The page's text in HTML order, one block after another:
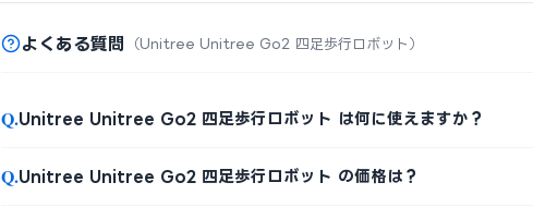
よくある質問 （Unitree Unitree Go2 四足歩行ロボット）
Q.Unitree Unitree Go2 四足歩行ロボット は何に使えますか？
Q.Unitree Unitree Go2 四足歩行ロボット の価格は？